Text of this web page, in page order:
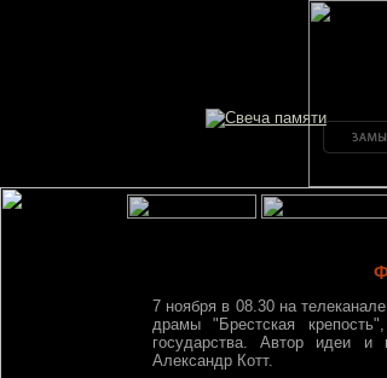
7 ноября в 08.30 на
драмы "Брестская
государства. Автор идеи и
Александр Котт.